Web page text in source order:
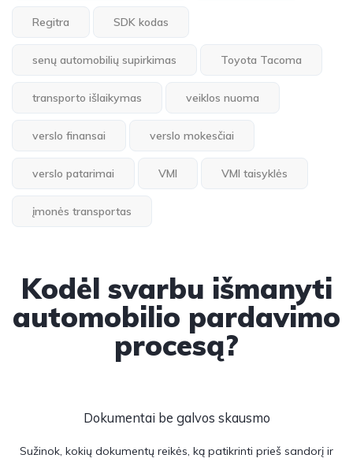
Regitra SDK kodas
senų automobilių supirkimas Toyota Tacoma
transporto išlaikymas veiklos nuoma
verslo finansai verslo mokesčiai
verslo patarimai VMI VMI taisyklės
įmonės transportas
Kodėl svarbu išmanyti
automobilio pardavimo
procesą?
Dokumentai be galvos skausmo
Sužinok, kokių dokumentų reikės, ką patikrinti prieš sandorį ir